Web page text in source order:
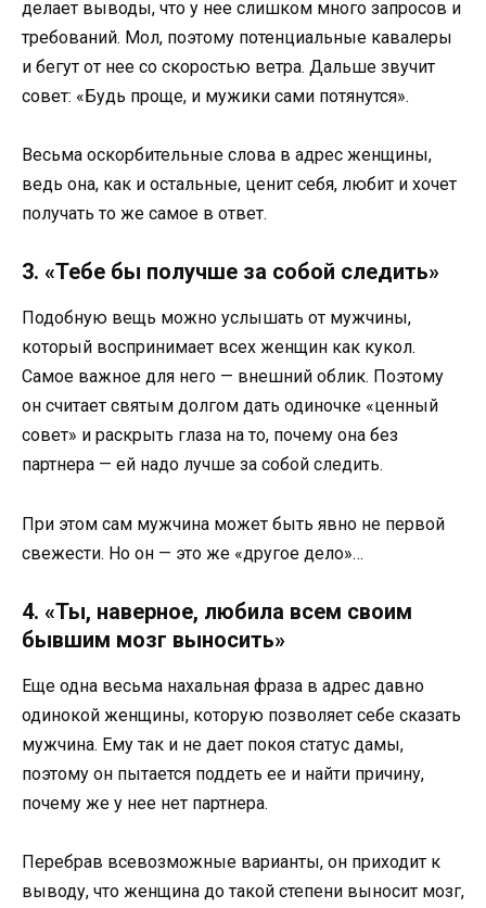
делает выводы, что у нее слишком много запросов и
требований. Мол, поэтому потенциальные кавалеры
и бегут от нее со скоростью ветра. Дальше звучит
совет: «Будь проще, и мужики сами потянутся».
Весьма оскорбительные слова в адрес женщины,
ведь она, как и остальные, ценит себя, любит и хочет
получать то же самое в ответ.
3. «Тебе бы получше за собой следить»
Подобную вещь можно услышать от мужчины,
который воспринимает всех женщин как кукол.
Самое важное для него — внешний облик. Поэтому
он считает святым долгом дать одиночке «ценный
совет» и раскрыть глаза на то, почему она без
партнера — ей надо лучше за собой следить.
При этом сам мужчина может быть явно не первой
свежести. Но он — это же «другое дело»…
4. «Ты, наверное, любила всем своим
бывшим мозг выносить»
Еще одна весьма нахальная фраза в адрес давно
одинокой женщины, которую позволяет себе сказать
мужчина. Ему так и не дает покоя статус дамы,
поэтому он пытается поддеть ее и найти причину,
почему же у нее нет партнера.
Перебрав всевозможные варианты, он приходит к
выводу, что женщина до такой степени выносит мозг,